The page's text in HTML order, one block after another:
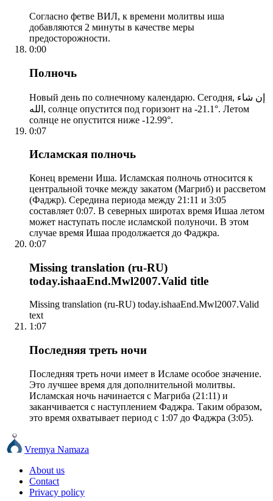
Согласно фетве ВИЛ, к времени молитвы иша
добавляются 2 минуты в качестве меры
предосторожности.
0:00
Полночь
Новый день по солнечному календарю. Сегодня, إن شاء
الله, солнце опустится под горизонт на -21.1°. Летом
солнце не опустится ниже -12.99°.
0:07
Исламская полночь
Конец времени Иша. Исламская полночь относится к
центральной точке между закатом (Магриб) и рассветом
(Фаджр). Середина периода между 21:11 и 3:05
составляет 0:07. В северных широтах время Ишаа летом
может наступать после исламской полуночи. В этом
случае время Ишаа продолжается до Фаджра.
0:07
Missing translation (ru-RU)
today.ishaaEnd.Mwl2007.Valid title
Missing translation (ru-RU) today.ishaaEnd.Mwl2007.Valid
text
1:07
Последняя треть ночи
Последняя треть ночи имеет в Исламе особое значение.
Это лучшее время для дополнительной молитвы.
Исламская ночь начинается с Магриба (21:11) и
заканчивается с наступлением Фаджра. Таким образом,
это время охватывает период с 1:07 до Фаджра (3:05).
Vremya Namaza
About us
Contact
Privacy policy